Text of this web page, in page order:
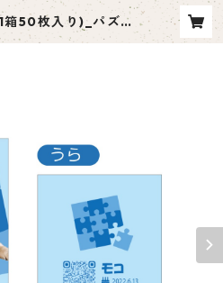
箱50枚入り)_パズル
ト名刺 moco me